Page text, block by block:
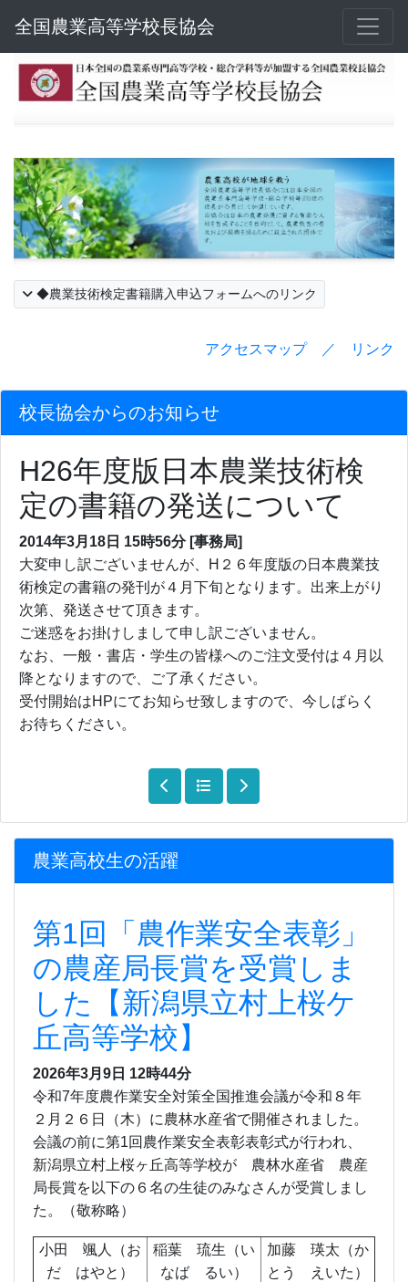
全国農業高等学校長協会
◆農業技術検定書籍購入申込フォームへのリンク
アクセスマップ ／ リンク
校長協会からのお知らせ
H26年度版日本農業技術検
定の書籍の発送について
2014年3月18日 15時56分 [事務局]
大変申し訳ございませんが、H２６年度版の日本農業技
術検定の書籍の発刊が４月下旬となります。出来上がり
次第、発送させて頂きます。
ご迷惑をお掛けしまして申し訳ございません。
なお、一般・書店・学生の皆様へのご注文受付は４月以
降となりますので、ご了承ください。
受付開始はHPにてお知らせ致しますので、今しばらく
お待ちください。
農業高校生の活躍
第1回「農作業安全表彰」
の農産局長賞を受賞しま
した【新潟県立村上桜ケ
丘高等学校】
2026年3月9日 12時44分
令和7年度農作業安全対策全国推進会議が令和８年
２月２６日（木）に農林水産省で開催されました。
会議の前に第1回農作業安全表彰表彰式が行われ、
新潟県立村上桜ヶ丘高等学校が 農林水産省 農産
局長賞を以下の６名の生徒のみなさんが受賞しまし
た。（敬称略）
小田 颯人（お
だ はやと）
稲葉 琉生（い
なば るい）
加藤 瑛太（か
とう えいた）